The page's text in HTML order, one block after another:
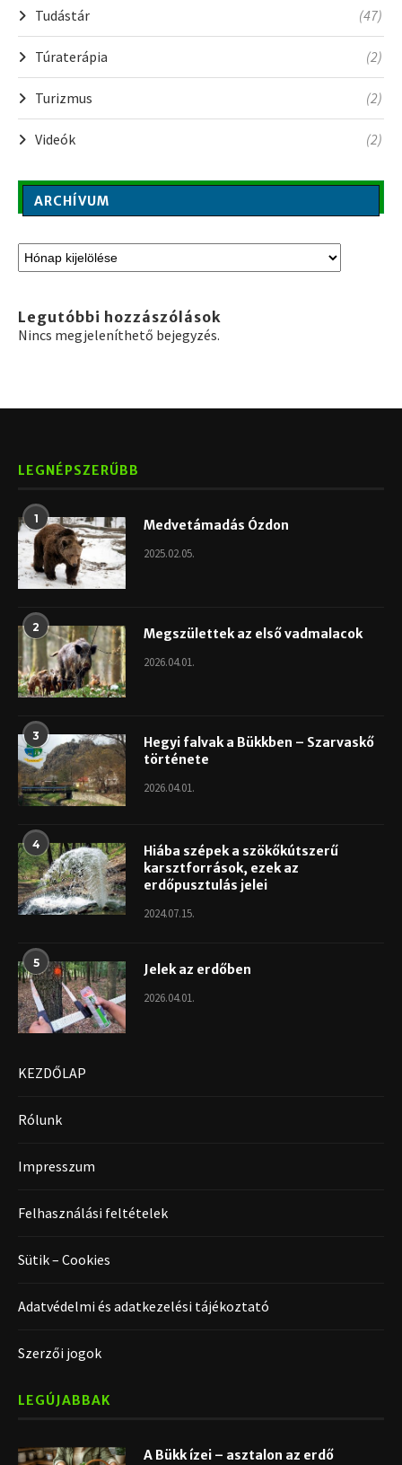
Tudástár (47)
Túraterápia (2)
Turizmus (2)
Videók (2)
ARCHÍVUM
Legutóbbi hozzászólások
Nincs megjeleníthető bejegyzés.
LEGNÉPSZERŰBB
1 Medvetámadás Ózdon
2025.02.05.
2 Megszülettek az első vadmalacok
2026.04.01.
3
Hegyi falvak a Bükkben – Szarvaskő
története
2026.04.01.
4
Hiába szépek a szökőkútszerű
karsztforrások, ezek az
erdőpusztulás jelei
2024.07.15.
5 Jelek az erdőben
2026.04.01.
KEZDŐLAP
Rólunk
Impresszum
Felhasználási feltételek
Sütik – Cookies
Adatvédelmi és adatkezelési tájékoztató
Szerzői jogok
LEGÚJABBAK
A Bükk ízei – asztalon az erdő